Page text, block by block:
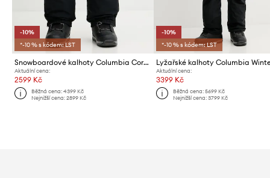
-10%
*-10 % s kódem: LST
Snowboardové kalhoty Columbia Coreshot
Aktuální cena:
2599 Kč
Běžná cena:4399 Kč
Nejnižší cena:2899 Kč
-10%
*-10 % s kódem: LST
Aktuální cena:
3399 Kč
Běžná cena: 5699 Kč
Nejnižší cena: 3799 Kč